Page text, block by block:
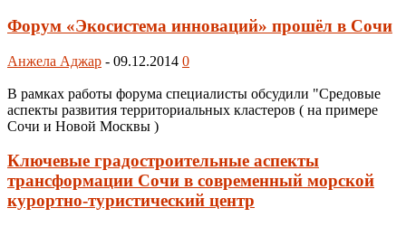
Форум «Экосистема инноваций» прошёл в Сочи
Анжела Аджар - 09.12.2014 0
В рамках работы форума специалисты обсудили "Средовые
аспекты развития территориальных кластеров ( на примере
Сочи и Новой Москвы )
Ключевые градостроительные аспекты
трансформации Сочи в современный морской
курортно-туристический центр